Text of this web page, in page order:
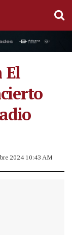
El
2024 10:43 AM